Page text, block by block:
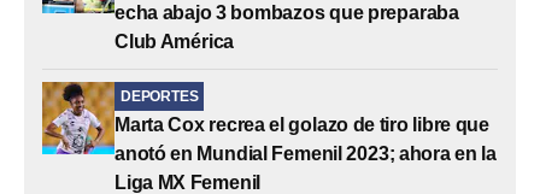
echa abajo 3 bombazos que preparaba
Club América
DEPORTES
Marta Cox recrea el golazo de tiro libre que
anotó en Mundial Femenil 2023; ahora en la
Liga MX Femenil